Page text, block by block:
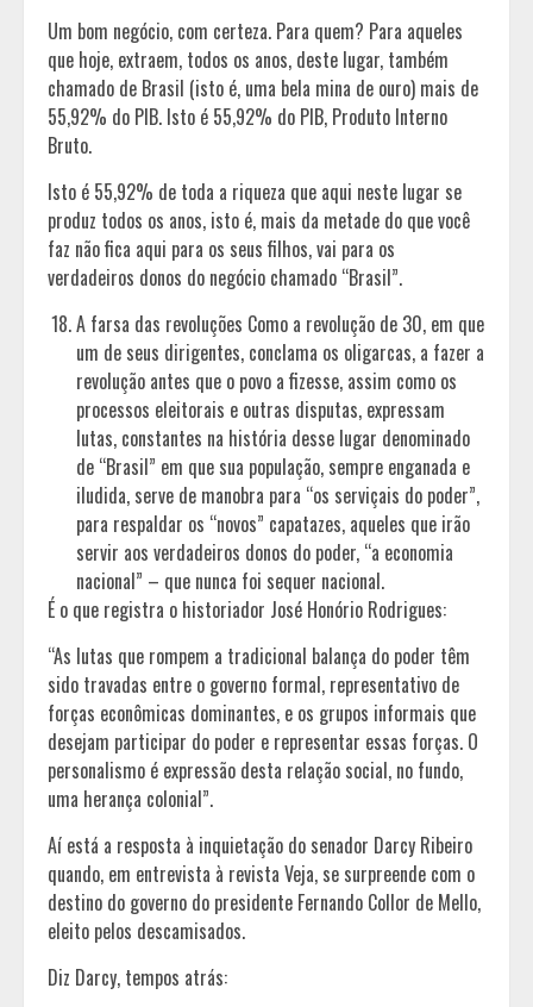
Um bom negócio, com certeza. Para quem? Para aqueles
que hoje, extraem, todos os anos, deste lugar, também
chamado de Brasil (isto é, uma bela mina de ouro) mais de
55,92% do PIB. Isto é 55,92% do PIB, Produto Interno
Bruto.
Isto é 55,92% de toda a riqueza que aqui neste lugar se
produz todos os anos, isto é, mais da metade do que você
faz não fica aqui para os seus filhos, vai para os
verdadeiros donos do negócio chamado “Brasil”.
A farsa das revoluções Como a revolução de 30, em que
um de seus dirigentes, conclama os oligarcas, a fazer a
revolução antes que o povo a fizesse, assim como os
processos eleitorais e outras disputas, expressam
lutas, constantes na história desse lugar denominado
de “Brasil” em que sua população, sempre enganada e
iludida, serve de manobra para “os serviçais do poder”,
para respaldar os “novos” capatazes, aqueles que irão
servir aos verdadeiros donos do poder, “a economia
nacional” – que nunca foi sequer nacional.
É o que registra o historiador José Honório Rodrigues:
“As lutas que rompem a tradicional balança do poder têm
sido travadas entre o governo formal, representativo de
forças econômicas dominantes, e os grupos informais que
desejam participar do poder e representar essas forças. O
personalismo é expressão desta relação social, no fundo,
uma herança colonial”.
Aí está a resposta à inquietação do senador Darcy Ribeiro
quando, em entrevista à revista Veja, se surpreende com o
destino do governo do presidente Fernando Collor de Mello,
eleito pelos descamisados.
Diz Darcy, tempos atrás: